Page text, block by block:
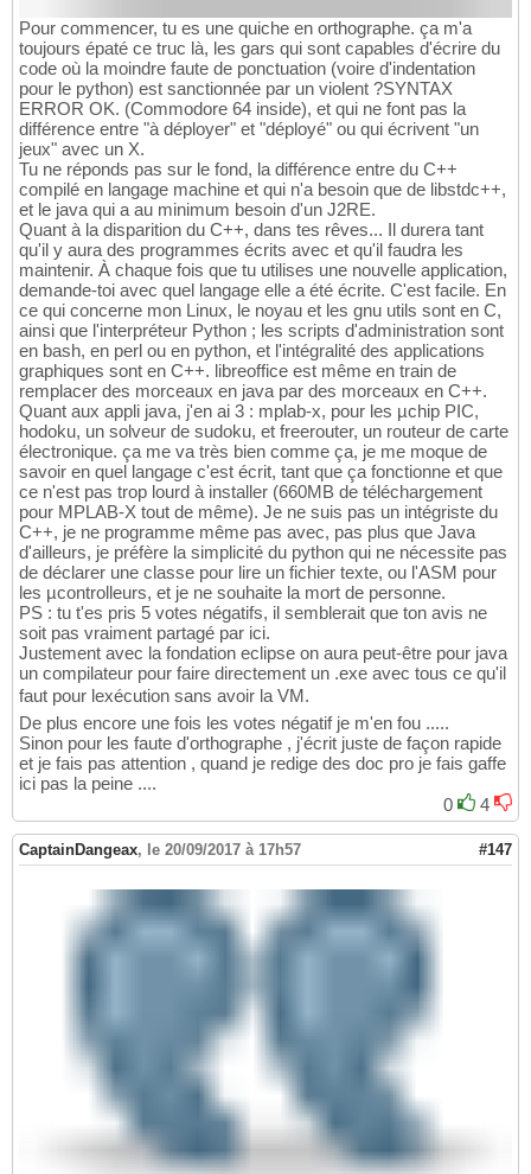
Pour commencer, tu es une quiche en orthographe. ça m'a
toujours épaté ce truc là, les gars qui sont capables d'écrire du
code où la moindre faute de ponctuation (voire d'indentation
pour le python) est sanctionnée par un violent ?SYNTAX
ERROR OK. (Commodore 64 inside), et qui ne font pas la
différence entre "à déployer" et "déployé" ou qui écrivent "un
jeux" avec un X.
Tu ne réponds pas sur le fond, la différence entre du C++
compilé en langage machine et qui n'a besoin que de libstdc++,
et le java qui a au minimum besoin d'un J2RE.
Quant à la disparition du C++, dans tes rêves... Il durera tant
qu'il y aura des programmes écrits avec et qu'il faudra les
maintenir. À chaque fois que tu utilises une nouvelle application,
demande-toi avec quel langage elle a été écrite. C'est facile. En
ce qui concerne mon Linux, le noyau et les gnu utils sont en C,
ainsi que l'interpréteur Python ; les scripts d'administration sont
en bash, en perl ou en python, et l'intégralité des applications
graphiques sont en C++. libreoffice est même en train de
remplacer des morceaux en java par des morceaux en C++.
Quant aux appli java, j'en ai 3 : mplab-x, pour les µchip PIC,
hodoku, un solveur de sudoku, et freerouter, un routeur de carte
électronique. ça me va très bien comme ça, je me moque de
savoir en quel langage c'est écrit, tant que ça fonctionne et que
ce n'est pas trop lourd à installer (660MB de téléchargement
pour MPLAB-X tout de même). Je ne suis pas un intégriste du
C++, je ne programme même pas avec, pas plus que Java
d'ailleurs, je préfère la simplicité du python qui ne nécessite pas
de déclarer une classe pour lire un fichier texte, ou l'ASM pour
les µcontrolleurs, et je ne souhaite la mort de personne.
PS : tu t'es pris 5 votes négatifs, il semblerait que ton avis ne
soit pas vraiment partagé par ici.
Justement avec la fondation eclipse on aura peut-être pour java
un compilateur pour faire directement un .exe avec tous ce qu'il
faut pour lexécution sans avoir la VM.
De plus encore une fois les votes négatif je m'en fou .....
Sinon pour les faute d'orthographe , j'écrit juste de façon rapide
et je fais pas attention , quand je redige des doc pro je fais gaffe
ici pas la peine ....
0
4
CaptainDangeax, le 20/09/2017 à 17h57 #147